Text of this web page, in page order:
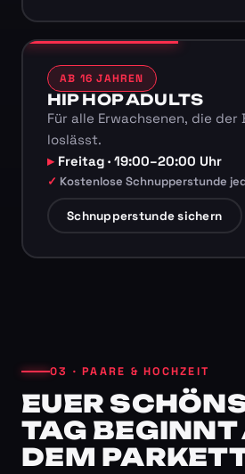
AB 16 JAHREN
HIP HOP ADULTS
Für alle Erwachsenen, die
loslässt.
Freitag · 19:00–20:00 Uhr
Kostenlose Schnupperstunde
Schnupperstunde sichern
03 · PAARE & HOCHZEIT
EUER
TAG BEGINNT
DEM